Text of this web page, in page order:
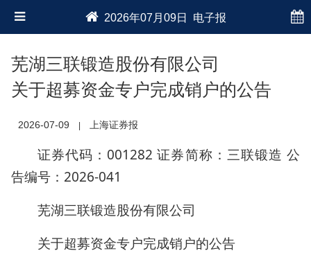
2026年07月09日 电子报
芜湖三联锻造股份有限公司
关于超募资金专户完成销户的公告
2026-07-09 上海证券报
证券代码：001282 证券简称：三联锻造 公
告编号：2026-041
芜湖三联锻造股份有限公司
关于超募资金专户完成销户的公告